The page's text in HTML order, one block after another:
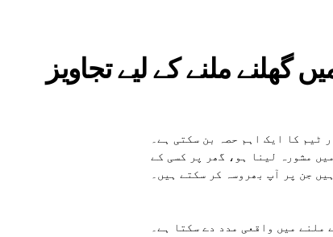
گھلنے ملنے کے لیے تجاویز
ٹیم کا ایک اہم حصہ بن سکتی ہے۔
مشورہ لینا ہو، گھر پر کسی کے
جن پر آپ بھروسہ کر سکتے ہیں۔
میں واقعی مدد دے سکتا ہے۔